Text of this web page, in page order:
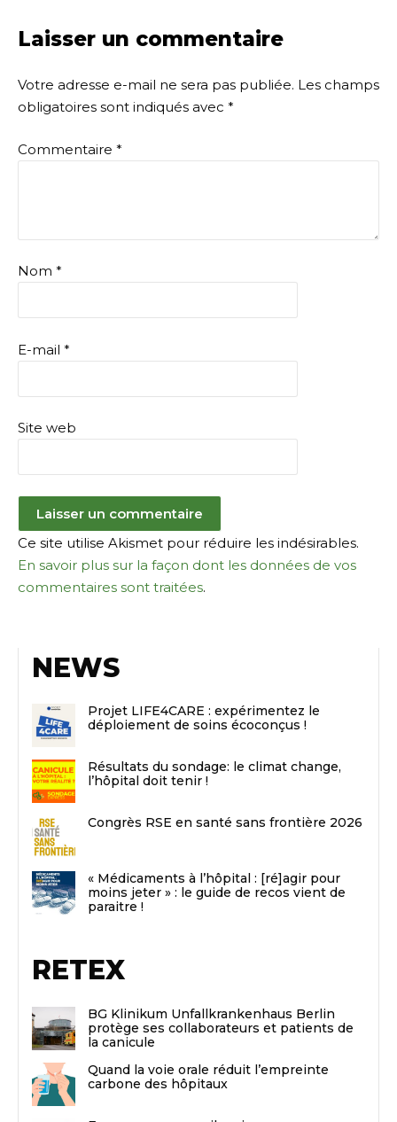
Laisser un commentaire
Votre adresse e-mail ne sera pas publiée. Les champs
obligatoires sont indiqués avec *
Commentaire *
Nom *
E-mail *
Site web
Ce site utilise Akismet pour réduire les indésirables.
En savoir plus sur la façon dont les données de vos
commentaires sont traitées.
NEWS
Projet LIFE4CARE : expérimentez le
déploiement de soins écoconçus !
Résultats du sondage: le climat change,
l’hôpital doit tenir !
Congrès RSE en santé sans frontière 2026
« Médicaments à l’hôpital : [ré]agir pour
moins jeter » : le guide de recos vient de
paraitre !
RETEX
BG Klinikum Unfallkrankenhaus Berlin
protège ses collaborateurs et patients de
la canicule
Quand la voie orale réduit l’empreinte
carbone des hôpitaux